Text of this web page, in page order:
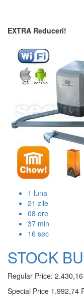
EXTRA Reduceri!
1 luna
21 zile
08 ore
37 min
15 sec
STOCK
Regular Price:
Special Price 1.992,74